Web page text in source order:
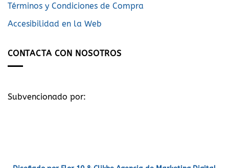
Términos y Condiciones de Compra
Accesibilidad en la Web
CONTACTA CON NOSOTROS
Subvencionado por: